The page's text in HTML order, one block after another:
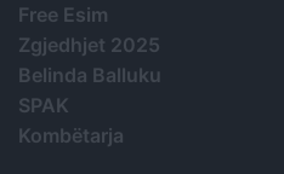
Free Esim
Zgjedhjet 2025
Belinda Balluku
SPAK
Kombëtarja